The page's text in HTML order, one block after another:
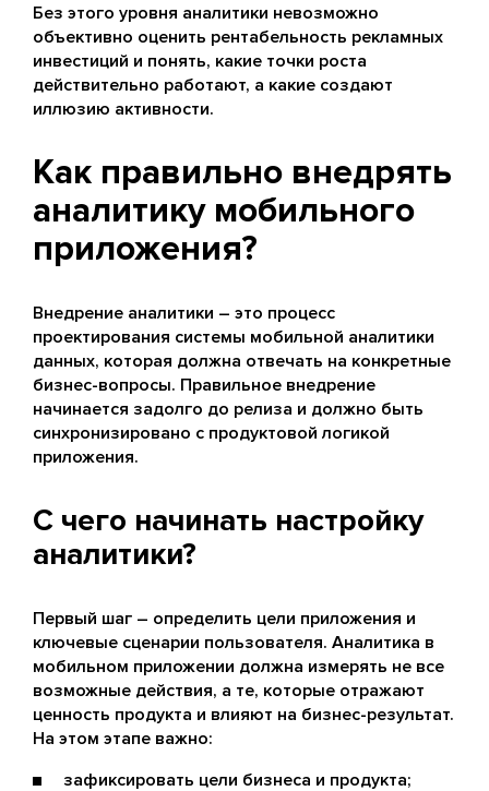
Без этого уровня аналитики невозможно
объективно оценить рентабельность рекламных
инвестиций и понять, какие точки роста
действительно работают, а какие создают
иллюзию активности.
Как правильно внедрять
аналитику мобильного
приложения?
Внедрение аналитики – это процесс
проектирования системы мобильной аналитики
данных, которая должна отвечать на конкретные
бизнес-вопросы. Правильное внедрение
начинается задолго до релиза и должно быть
синхронизировано с продуктовой логикой
приложения.
С чего начинать настройку
аналитики?
Первый шаг – определить цели приложения и
ключевые сценарии пользователя. Аналитика в
мобильном приложении должна измерять не все
возможные действия, а те, которые отражают
ценность продукта и влияют на бизнес-результат.
На этом этапе важно:
зафиксировать цели бизнеса и продукта;